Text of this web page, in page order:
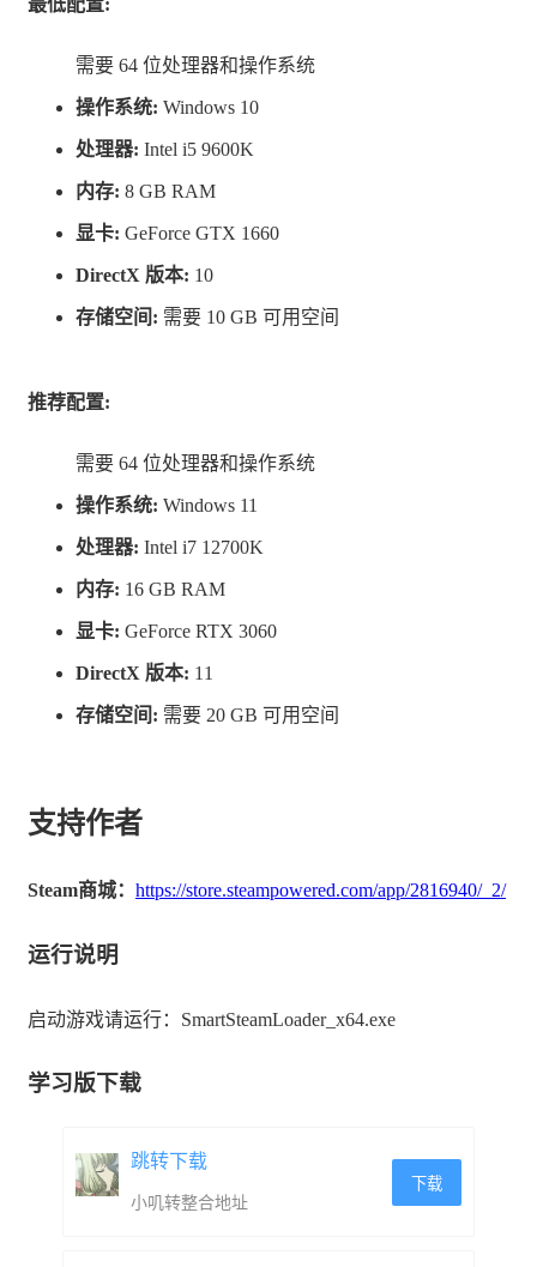
的武器，在恶魔的包围中杀出重围。
4个章节，超过20种敌人类型
最低配置:
需要 64 位处理器和操作系统
操作系统: Windows 10
处理器: Intel i5 9600K
内存: 8 GB RAM
显卡: GeForce GTX 1660
DirectX 版本: 10
存储空间: 需要 10 GB 可用空间
推荐配置:
需要 64 位处理器和操作系统
操作系统: Windows 11
处理器: Intel i7 12700K
内存: 16 GB RAM
显卡: GeForce RTX 3060
DirectX 版本: 11
存储空间: 需要 20 GB 可用空间
支持作者
Steam商城： https://store.steampowered.com/app/2816940/_2/
运行说明
启动游戏请运行：SmartSteamLoader_x64.exe
学习版下载
跳转下载
小叽转整合地址
下载